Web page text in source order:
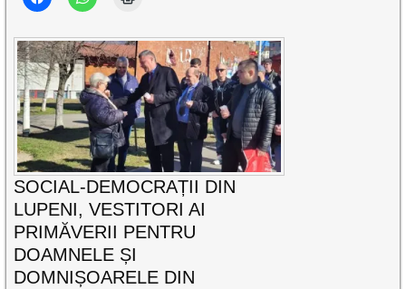
SOCIAL-DEMOCRAȚII DIN
LUPENI, VESTITORI AI
PRIMĂVERII PENTRU
DOAMNELE ȘI
DOMNIȘOARELE DIN